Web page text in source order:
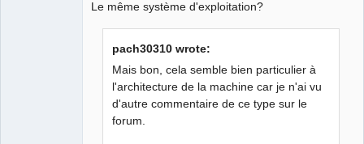
Le même système d'exploitation?
pach30310 wrote:
Mais bon, cela semble bien particulier à
l'architecture de la machine car je n'ai vu
d'autre commentaire de ce type sur le
forum.